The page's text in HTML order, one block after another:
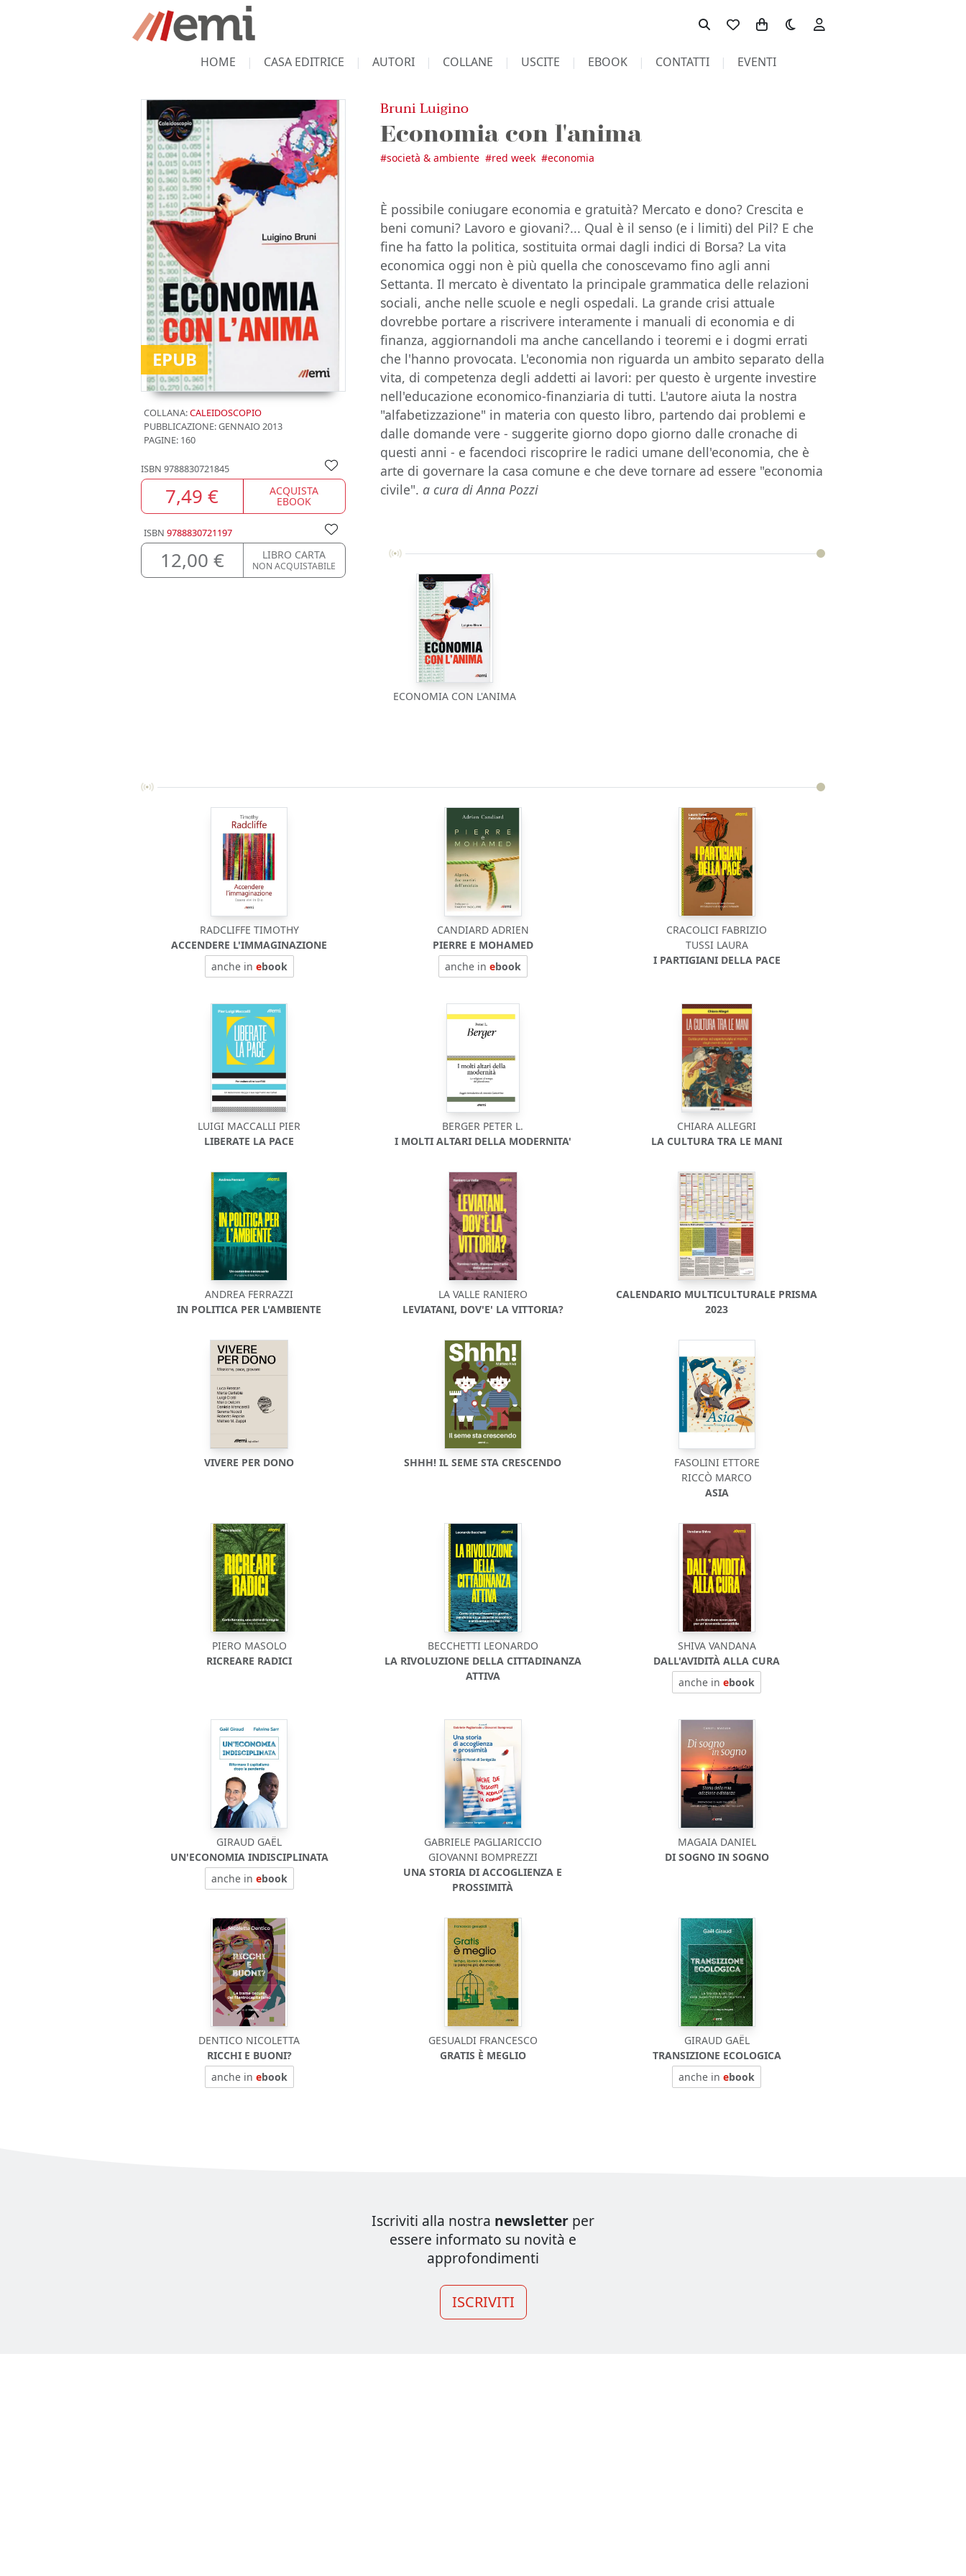
Toggle theme
HOME CASA EDITRICE AUTORI COLLANE USCITE EBOOK CONTATTI EVENTI
EPUB
COLLANA:CALEIDOSCOPIO
PUBBLICAZIONE:GENNAIO 2013
PAGINE: 160
ISBN 9788830721845
7,49 € ACQUISTA
EBOOK
ISBN 9788830721197
12,00 € LIBRO CARTA
NON ACQUISTABILE
Bruni Luigino
Economia con l'anima
#società & ambiente #red week #economia
È possibile coniugare economia e gratuità? Mercato e dono? Crescita e
beni comuni? Lavoro e giovani?... Qual è il senso (e i limiti) del Pil? E che
fine ha fatto la politica, sostituita ormai dagli indici di Borsa? La vita
economica oggi non è più quella che conoscevamo fino agli anni
Settanta. Il mercato è diventato la principale grammatica delle relazioni
sociali, anche nelle scuole e negli ospedali. La grande crisi attuale
dovrebbe portare a riscrivere interamente i manuali di economia e di
finanza, aggiornandoli ma anche cancellando i teoremi e i dogmi errati
che l'hanno provocata. L'economia non riguarda un ambito separato della
vita, di competenza degli addetti ai lavori: per questo è urgente investire
nell'educazione economico-finanziaria di tutti. L'autore aiuta la nostra
"alfabetizzazione" in materia con questo libro, partendo dai problemi e
dalle domande vere - suggerite giorno dopo giorno dalle cronache di
questi anni - e facendoci riscoprire le radici umane dell'economia, che è
arte di governare la casa comune e che deve tornare ad essere "economia
civile". a cura di Anna Pozzi
ECONOMIA CON L'ANIMA
RADCLIFFE TIMOTHY
ACCENDERE L'IMMAGINAZIONE
anche in ebook
CANDIARD ADRIEN
PIERRE E MOHAMED
anche in ebook
CRACOLICI FABRIZIO
TUSSI LAURA
I PARTIGIANI DELLA PACE
LUIGI MACCALLI PIER
LIBERATE LA PACE
BERGER PETER L.
I MOLTI ALTARI DELLA MODERNITA'
CHIARA ALLEGRI
LA CULTURA TRA LE MANI
ANDREA FERRAZZI
IN POLITICA PER L'AMBIENTE
LA VALLE RANIERO
LEVIATANI, DOV'E' LA VITTORIA?
CALENDARIO MULTICULTURALE PRISMA
2023
VIVERE PER DONO SHHH! IL SEME STA CRESCENDO
FASOLINI ETTORE
RICCÒ MARCO
ASIA
PIERO MASOLO
RICREARE RADICI
BECCHETTI LEONARDO
LA RIVOLUZIONE DELLA CITTADINANZA
ATTIVA
SHIVA VANDANA
DALL'AVIDITÀ ALLA CURA
anche inebook
GIRAUD GAËL
UN'ECONOMIA INDISCIPLINATA
anche in ebook
GABRIELE PAGLIARICCIO
GIOVANNI BOMPREZZI
UNA STORIA DI ACCOGLIENZA E
PROSSIMITÀ
MAGAIA DANIEL
DI SOGNO IN SOGNO
DENTICO NICOLETTA
RICCHI E BUONI?
anche in ebook
GESUALDI FRANCESCO
GRATIS È MEGLIO
GIRAUD GAËL
TRANSIZIONE ECOLOGICA
anche inebook
Iscriviti alla nostra newsletter per
essere informato su novità e
approfondimenti
ISCRIVITI